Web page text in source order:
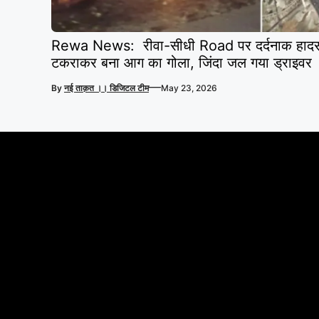
Rewa News: रीवा-सीधी Road पर दर्दनाक
टकराकर बना आग का गोला, जिंदा जल गया ड्राइवर
Byनई ताक़त ।। डिजिटल टीम—May 23, 2026